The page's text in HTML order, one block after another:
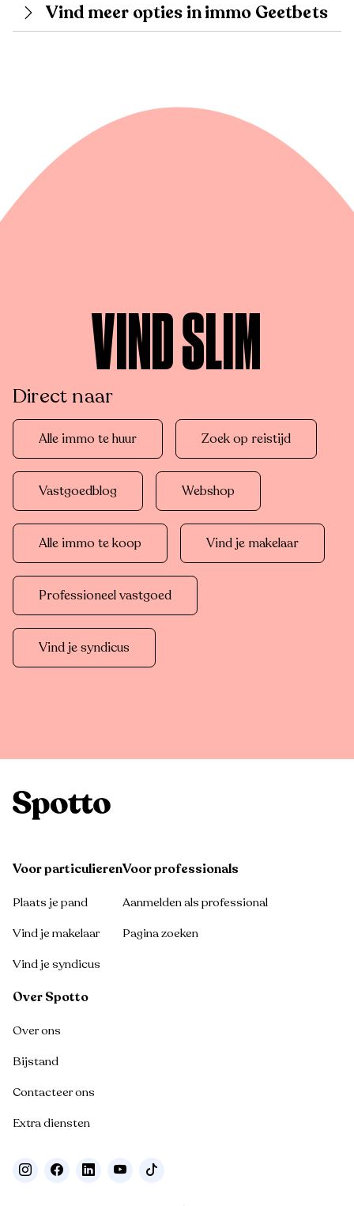
Vind meer opties in immo Geetbets
VIND SLIM
Direct naar
Alle immo te huur Zoek op reistijd
Vastgoedblog Webshop
Alle immo te koop Vind je makelaar
Professioneel vastgoed
Vind je syndicus
Voor particulieren
Plaats je pand
Vind je makelaar
Vind je syndicus
Voor professionals
Aanmelden als professional
Pagina zoeken
Over Spotto
Over ons
Bijstand
Contacteer ons
Extra diensten